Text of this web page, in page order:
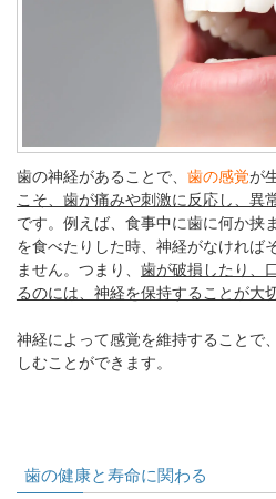
歯の神経があることで、 歯の感覚が
こそ、歯が痛みや刺激に反応し、異
です。例えば、食事中に歯に何か挟
を食べたりした時、神経がなければ
ません。つまり、 歯が破損したり、
るのには、神経を保持することが大
神経によって感覚を維持することで
しむことができます。
歯の健康と寿命に関わる